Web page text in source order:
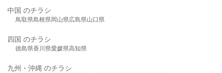
中国 のチラシ
鳥取県島根県岡山県広島県山口県
四国 のチラシ
徳島県香川県愛媛県高知県
九州・沖縄 のチラシ